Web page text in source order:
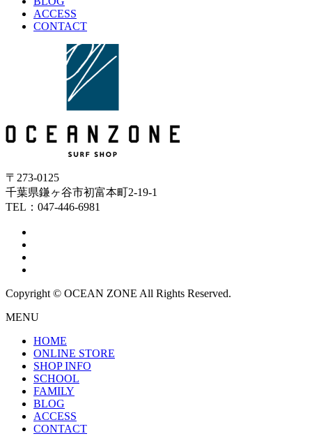
ACCESS
CONTACT
〒273-0125
千葉県鎌ヶ谷市初富本町2-19-1
TEL：047-446-6981
Copyright © OCEAN ZONE All Rights Reserved.
MENU
HOME
ONLINE STORE
SHOP INFO
SCHOOL
FAMILY
BLOG
ACCESS
CONTACT